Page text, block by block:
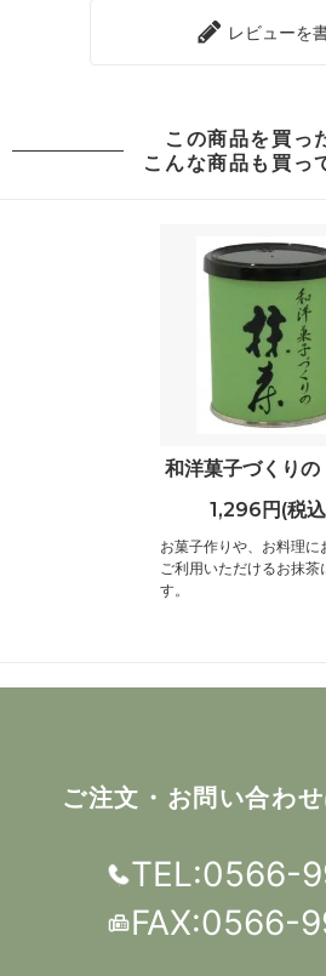
レビューを
この商品を買っ
こんな商品も買っ
和洋菓子づくり
1,296円(税
お菓子作りや、お料理に
ご利用いただけるお抹茶
す。
ご注文・お問い合わ
TEL:0566-
FAX:0566-